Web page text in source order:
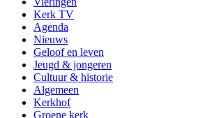
Kerk TV
Agenda
Nieuws
Geloof en leven
Jeugd & jongeren
Cultuur & historie
Algemeen
Kerkhof
Groene kerk